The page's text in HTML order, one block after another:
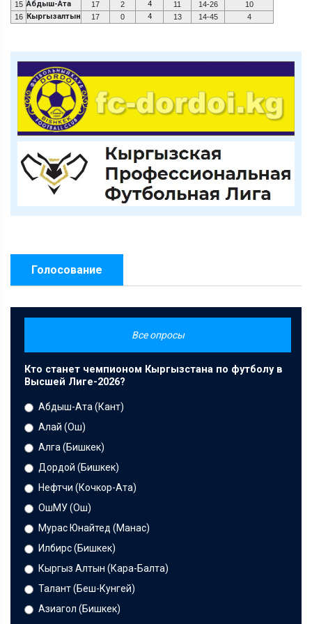
15 Абдыш-Ата 17 2 4 11 14-26
10
16 Кыргызалтын 17 0 4 13 14-45 4
Голосование
Все опросы
Кто станет чемпионом Кыргызстана по футболу в
Высшей Лиге-2026?
Абдыш-Ата (Кант)
Алай (Ош)
Алга (Бишкек)
Дордой (Бишкек)
Нефтчи (Кочкор-Ата)
ОшМУ (Ош)
Мурас Юнайтед (Манас)
Илбирс (Бишкек)
Кыргыз Алтын (Кара-Балта)
Талант (Беш-Кунгей)
Азиагол (Бишкек)